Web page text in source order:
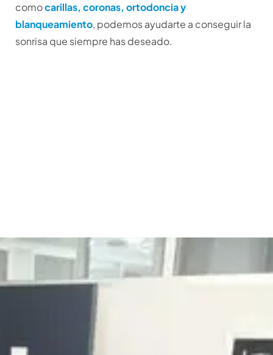
comocarillas, coronas, ortodoncia y
blanqueamiento, podemos ayudarte a conseguir la
sonrisa que siempre has deseado.